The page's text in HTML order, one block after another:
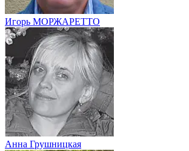
Игорь МОРЖАРЕТТО
Анна Грушницкая